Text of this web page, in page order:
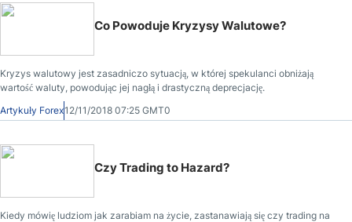
Co Powoduje Kryzysy Walutowe?
Kryzys walutowy jest zasadniczo sytuacją, w której spekulanci obniżają
wartość waluty, powodując jej nagłą i drastyczną deprecjację.
Artykuły Forex12/11/2018 07:25 GMT0
Czy Trading to Hazard?
Kiedy mówię ludziom jak zarabiam na życie, zastanawiają się czy trading na